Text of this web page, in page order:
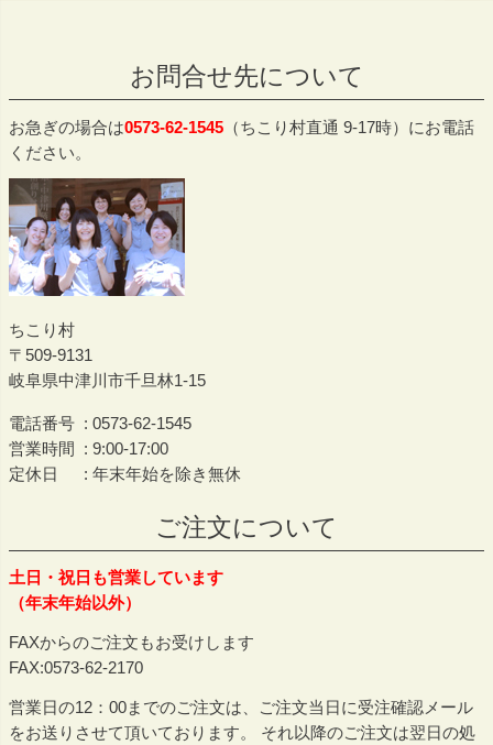
へ
お問合せ先について
お急ぎの場合は0573-62-1545 （ちこり村直通 9-17時）にお電話
ください。
ちこり村
509-9131
岐阜県中津川市千旦林1-15
電話番号
0573-62-1545
営業時間
9:00-17:00
定休日
年末年始を除き無休
ご注文について
土日・祝日も営業しています
（年末年始以外）
FAXからのご注文もお受けします
FAX:0573-62-2170
営業日の12：00までのご注文は、ご注文当日に受注確認メール
をお送りさせて頂いております。 それ以降のご注文は翌日の処